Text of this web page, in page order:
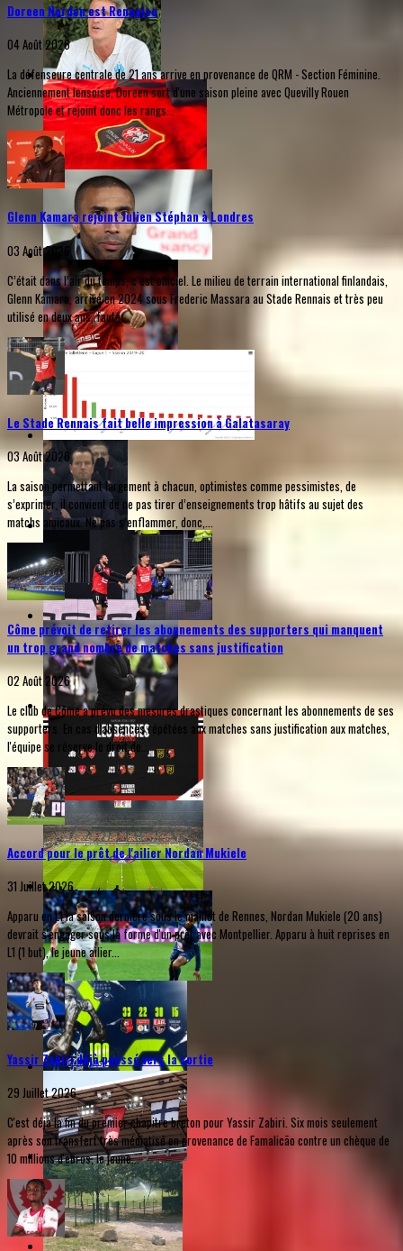
Doreen Norden est Rennaise
04 Août 2026
La défenseure centrale de 21 ans arrive en provenance de QRM - Section Féminine.
Anciennement lensoise, Doreen sort d'une saison pleine avec Quevilly Rouen
Métropole et rejoint donc les rangs...
Glenn Kamara rejoint Julien Stéphan à Londres
03 Août 2026
C’était dans l’air du temps, c’est officiel. Le milieu de terrain international finlandais,
Glenn Kamara, arrivé en 2024 sous Frederic Massara au Stade Rennais et très peu
utilisé en deux ans, faute...
Le Stade Rennais fait belle impression à Galatasaray
03 Août 2026
La saison permettant largement à chacun, optimistes comme pessimistes, de
s’exprimer, il convient de ne pas tirer d’enseignements trop hâtifs au sujet des
matchs amicaux. Ne pas s’enflammer, donc,...
Côme prévoit de retirer les abonnements des supporters qui manquent
un trop grand nombre de matches sans justification
02 Août 2026
Le club de Côme a prévu des mesures drastiques concernant les abonnements de ses
supporters. En cas d'absences répétées aux matches sans justification aux matches,
l'équipe se réserve le droit de...
Accord pour le prêt de l'ailier Nordan Mukiele
31 Juillet 2026
Apparu en L1 la saison dernière sous le maillot de Rennes, Nordan Mukiele (20 ans)
devrait s'engager sous la forme d'un prêt avec Montpellier. Apparu à huit reprises en
L1 (1 but), le jeune ailier...
Yassir Zabiri déjà poussé vers la sortie
29 Juillet 2026
C'est déjà la fin du premier chapitre breton pour Yassir Zabiri. Six mois seulement
après son transfert très médiatisé en provenance de Famalicão contre un chèque de
10 millions d'euros, le jeune...